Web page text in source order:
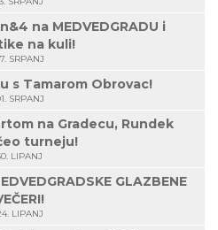
na MEDVEDGRADU i
na kuli!
SRPANJ
s Tamarom Obrovac!
SRPANJ
na Gradecu, Rundek
turneju!
LIPANJ
GLAZBENE
LIPANJ